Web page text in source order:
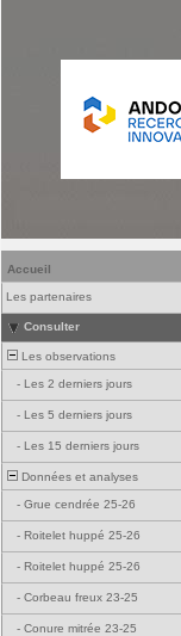
Accueil
Les partenaires
Consulter
Les observations
- Les 2 derniers jours
- Les 5 derniers jours
- Les 15 derniers jours
Données et analyses
- Grue cendrée 25-26
- Roitelet huppé 25-26
- Roitelet huppé 25-26
- Corbeau freux 23-25
- Conure mitrée 23-25